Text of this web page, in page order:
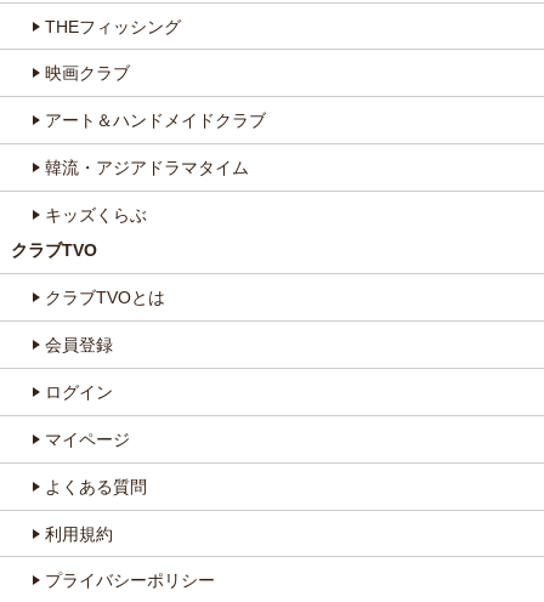
THEフィッシング
映画クラブ
アート＆ハンドメイドクラブ
韓流・アジアドラマタイム
キッズくらぶ
クラブTVO
クラブTVOとは
会員登録
ログイン
マイページ
よくある質問
利用規約
プライバシーポリシー